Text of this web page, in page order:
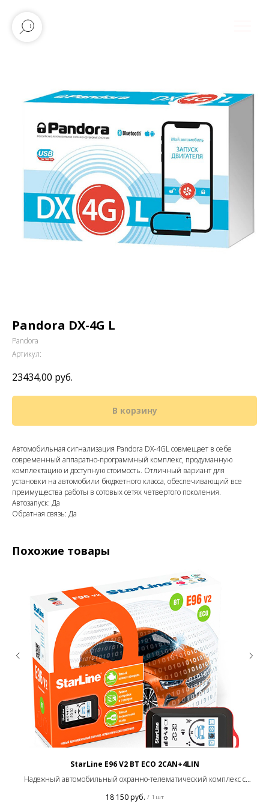
Pandora DX-4G L
Pandora
Артикул:
23434,00 руб.
В корзину
Автомобильная сигнализация Pandora DX-4GL совмещает в себе
современный аппаратно-программный комплекс, продуманную
комплектацию и доступную стоимость. Отличный вариант для
установки на автомобили бюджетного класса, обеспечивающий все
преимущества работы в сотовых сетях четвертого поколения.
Автозапуск: Да
Обратная связь: Да
Похожие товары
StarLine E96 V2 BT ECO 2CAN+4LIN
Надежный автомобильный охранно-телематический комплекс с
18 150 руб. / 1 шт